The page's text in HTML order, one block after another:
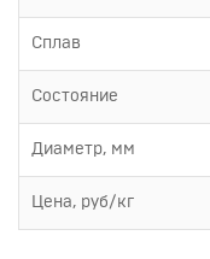
Сплав
Состояние
Диаметр, мм
Цена, руб/кг